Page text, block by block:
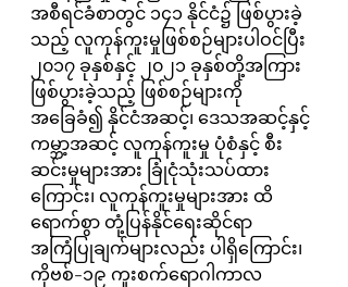
အစီရင်ခံစာတွင် ၁၄၁ နိုင်ငံ၌ ဖြစ်ပွားခဲ့
သည့် လူကုန်ကူးမှုဖြစ်စဉ်များပါဝင်ပြီး
၂၀၁၇ ခုနှစ်နှင့် ၂၀၂၁ ခုနှစ်တို့အကြား
ဖြစ်ပွားခဲ့သည့် ဖြစ်စဉ်များကို
အခြေခံ၍ နိုင်ငံအဆင့်၊ ဒေသအဆင့်နှင့်
ကမ္ဘာ့အဆင့် လူကုန်ကူးမှု ပုံစံနှင့် စီး
ဆင်းမှုများအား ခြုံငုံသုံးသပ်ထား
ကြောင်း၊ လူကုန်ကူးမှုများအား ထိ
ရောက်စွာ တုံ့ပြန်နိုင်ရေးဆိုင်ရာ
အကြံပြုချက်များလည်း ပါရှိကြောင်း၊
ကိုဗစ်-၁၉ ကူးစက်ရောဂါကာလ